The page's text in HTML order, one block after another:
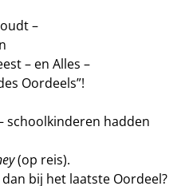
–
– en Alles –
Oordeels”!
schoolkinderen hadden
(op reis).
bij het laatste Oordeel?